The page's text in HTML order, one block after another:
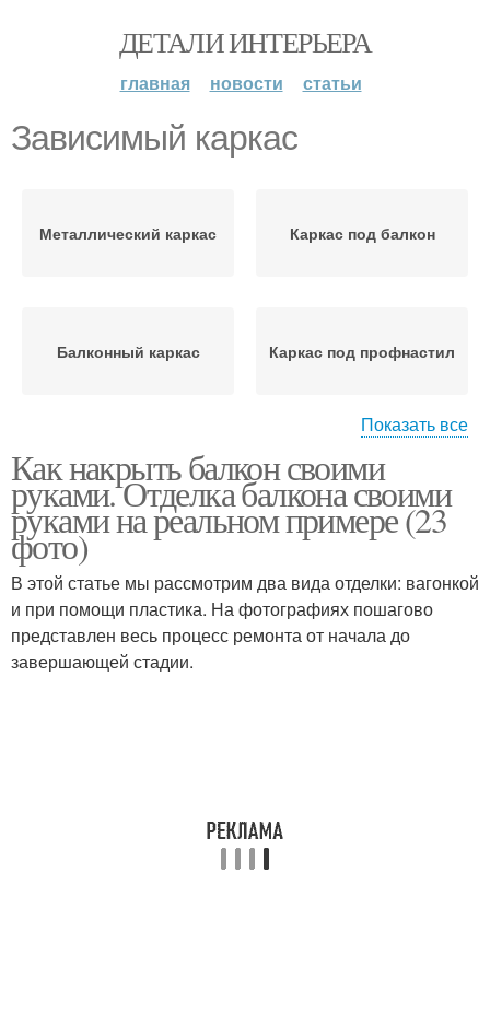
ДЕТАЛИ ИНТЕРЬЕРА
главная новости статьи
Зависимый каркас
Металлический каркас Каркас под балкон
Балконный каркас Каркас под профнастил
Помещения с каркасом Независимый каркас
Крыша с зависимым
каркасом
Показать все
Как накрыть балкон своими
руками. Отделка балкона своими
руками на реальном примере (23
фото)
В этой статье мы рассмотрим два вида отделки: вагонкой
и при помощи пластика. На фотографиях пошагово
представлен весь процесс ремонта от начала до
завершающей стадии.